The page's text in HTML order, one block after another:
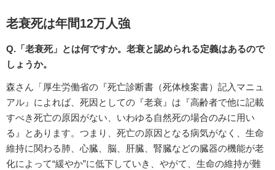
老衰死は年間12万人強
Q.「老衰死」とは何ですか。老衰と認められる定義はあるので
しょうか。
森さん「厚生労働省の『死亡診断書（死体検案書）記入マニュ
アル』によれば、死因としての『老衰』は『高齢者で他に記載
すべき死亡の原因がない、いわゆる自然死の場合のみに用い
る』とあります。つまり、死亡の原因となる病気がなく、生命
維持に関わる肺、心臓、脳、肝臓、腎臓などの臓器の機能が老
化によって“緩やか”に低下していき、やがて、生命の維持が難